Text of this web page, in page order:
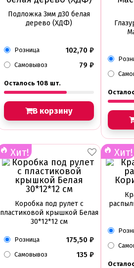
Подложка 3мм д30 белая
дерево (ХДФ)
Розница 102,70 ₽
Самовывоз 79 ₽
Осталось 108 шт.
В корзину
Хит!
Коробка под рулет с
пластиковой крышкой Белая
30*12*12 см
Розница 175,50 ₽
Самовывоз 135 ₽
Хит!